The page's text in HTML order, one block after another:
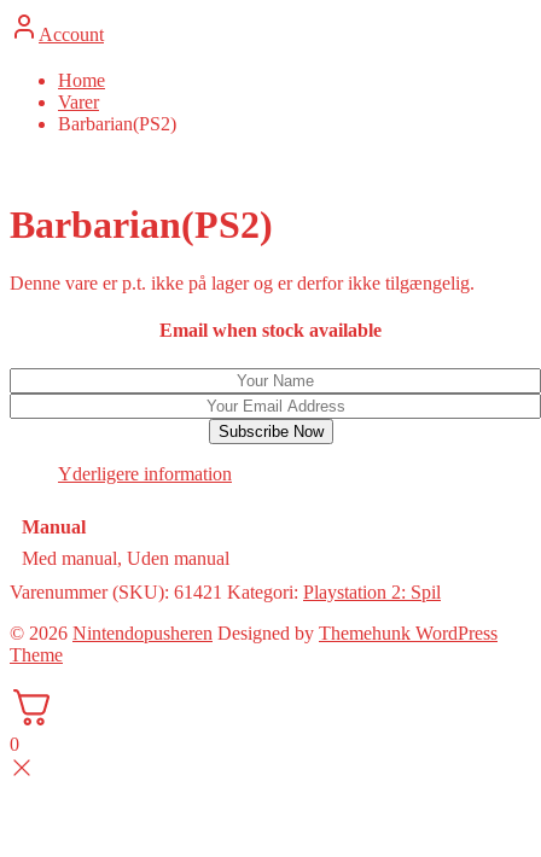
Account
Home
Varer
Barbarian(PS2)
Barbarian(PS2)
Denne vare er p.t. ikke på lager og er derfor ikke tilgængelig.
Email when stock available
Subscribe Now
Yderligere information
Manual
Med manual, Uden manual
Varenummer (SKU): 61421 Kategori: Playstation 2: Spil
© 2026 Nintendopusheren Designed by Themehunk WordPress
Theme
0